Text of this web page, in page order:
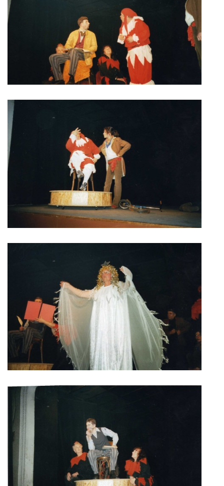
HRY OD ROKU 1973
VIDEOZÁZNAMY Z HER
ČLENOVÉ - SOUČASNOST
HRY DO ROKU 1973
MÍSTO PRO VAŠE VZKAZY!!
DOKUMENTY OVJK
Občanská vzdělávací jednota "Komenský" v Choceradech z.s.
Chocerady 4
257 24 Chocerady
IČ: 498 28 614
Mgr. Miroslava Cinkeisová
723 967 851
Mirkaci@email.cz